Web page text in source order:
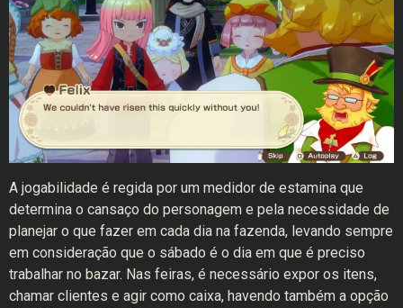
A jogabilidade é regida por um medidor de estamina que
determina o cansaço do personagem e pela necessidade de
planejar o que fazer em cada dia na fazenda, levando sempre
em consideração que o sábado é o dia em que é preciso
trabalhar no bazar. Nas feiras, é necessário expor os itens,
chamar clientes e agir como caixa, havendo também a opção